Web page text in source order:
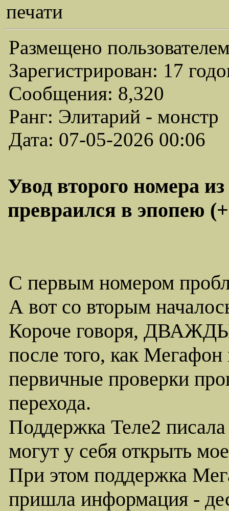
печати
Размещено
Зарегистрирован: 17
Сообщения: 8,320
Ранг: Элитарий - монстр
Дата: 07-05-2026 00:06
Увод второго номера
превраился в эпопею
С первым номером
А вот со вторым
Короче говоря, ДВАЖДЫ
после того, как
первичные проверки
перехода.
Поддержка Теле2
могут у себя открыть
При этом поддержка
пришла информация -